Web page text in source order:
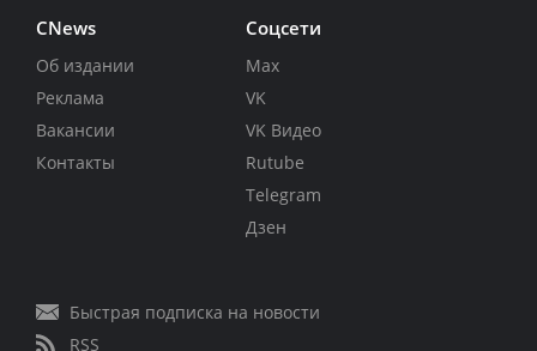
CNews
Об издании
Реклама
Вакансии
Контакты
Соцсети
Max
VK
VK Видео
Rutube
Telegram
Дзен
Быстрая подписка на новости
RSS